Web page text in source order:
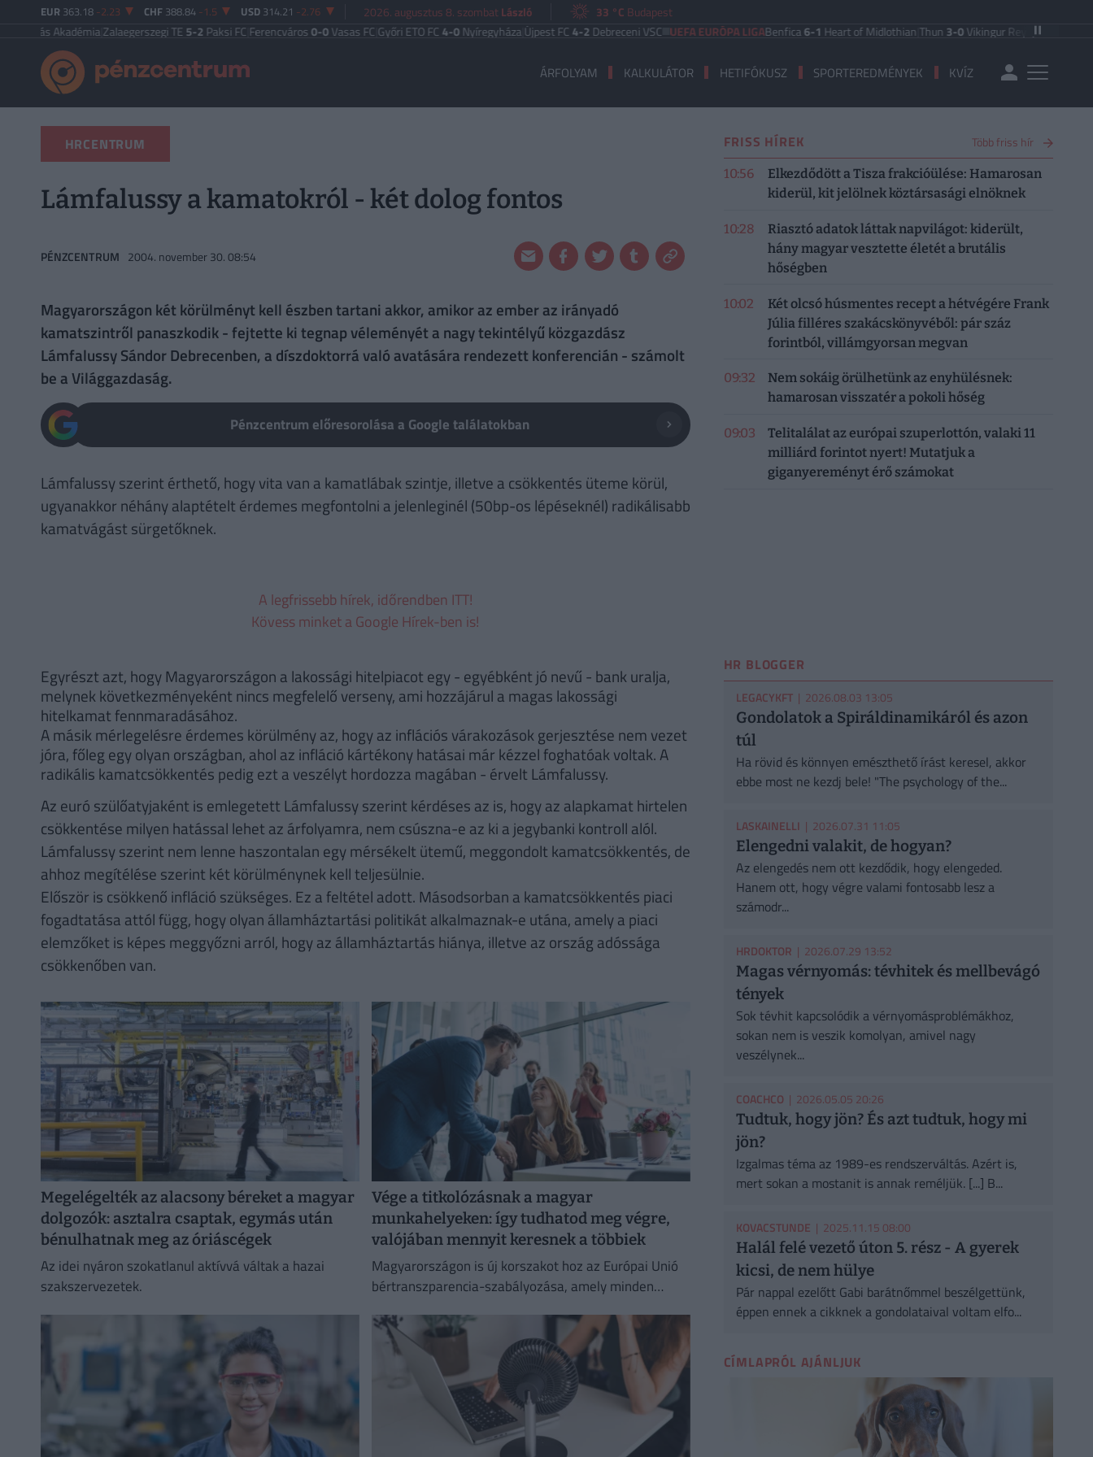
EUR 363.18 -2.23 CHF 388.84 -1.5 USD 314.21 -2.76 2026. augusztus 8. szombatLászló 33 °C Budapest
Akadémia|Zalaegerszegi TE5-2Paksi FC |Ferencváros0-0Vasas FC|Győri ETO FC4-0Nyíregyháza|Újpest FC4-2Debreceni VSC UEFA EURÓPA LIGABenfica6-1Heart of Midlothian|Thun3-0Vikingur Reykjavik|PAOK Saloniki
ÁRFOLYAM KALKULÁTOR HETIFÓKUSZ SPORTEREDMÉNYEK KVÍZ
HRCENTRUM
Lámfalussy a kamatokról - két dolog fontos
PÉNZCENTRUM 2004. november 30. 08:54
Magyarországon két körülményt kell észben tartani akkor, amikor az ember az irányadó
kamatszintről panaszkodik - fejtette ki tegnap véleményét a nagy tekintélyű közgazdász
Lámfalussy Sándor Debrecenben, a díszdoktorrá való avatására rendezett konferencián - számolt
be a Világgazdaság.
Pénzcentrum előresorolása a Google találatokban
Lámfalussy szerint érthető, hogy vita van a kamatlábak szintje, illetve a csökkentés üteme körül,
ugyanakkor néhány alaptételt érdemes megfontolni a jelenleginél (50bp-os lépéseknél) radikálisabb
kamatvágást sürgetőknek.
A legfrissebb hírek, időrendben ITT!
Kövess minket a Google Hírek-ben is!
Egyrészt azt, hogy Magyarországon a lakossági hitelpiacot egy - egyébként jó nevű - bank uralja,
melynek következményeként nincs megfelelő verseny, ami hozzájárul a magas lakossági
hitelkamat fennmaradásához.
A másik mérlegelésre érdemes körülmény az, hogy az inflációs várakozások gerjesztése nem vezet
jóra, főleg egy olyan országban, ahol az infláció kártékony hatásai már kézzel foghatóak voltak. A
radikális kamatcsökkentés pedig ezt a veszélyt hordozza magában - érvelt Lámfalussy.
Az euró szülőatyjaként is emlegetett Lámfalussy szerint kérdéses az is, hogy az alapkamat hirtelen
csökkentése milyen hatással lehet az árfolyamra, nem csúszna-e az ki a jegybanki kontroll alól.
Lámfalussy szerint nem lenne haszontalan egy mérsékelt ütemű, meggondolt kamatcsökkentés, de
ahhoz megítélése szerint két körülménynek kell teljesülnie.
Először is csökkenő infláció szükséges. Ez a feltétel adott. Másodsorban a kamatcsökkentés piaci
fogadtatása attól függ, hogy olyan államháztartási politikát alkalmaznak-e utána, amely a piaci
elemzőket is képes meggyőzni arról, hogy az államháztartás hiánya, illetve az ország adóssága
csökkenőben van.
Megelégelték az alacsony béreket a magyar
dolgozók: asztalra csaptak, egymás után
bénulhatnak meg az óriáscégek
Az idei nyáron szokatlanul aktívvá váltak a hazai
szakszervezetek.
Vége a titkolózásnak a magyar
munkahelyeken: így tudhatod meg végre,
valójában mennyit keresnek a többiek
Magyarországon is új korszakot hoz az Európai Unió
bértranszparencia-szabályozása, amely minden
FRISS HÍREK Több friss hír
10:56
Elkezdődött a Tisza frakcióülése: Hamarosan
kiderül, kit jelölnek köztársasági elnöknek
10:28
Riasztó adatok láttak napvilágot: kiderült,
hány magyar vesztette életét a brutális
hőségben
10:02
Két olcsó húsmentes recept a hétvégére Frank
Júlia filléres szakácskönyvéből: pár száz
forintból, villámgyorsan megvan
09:32
Nem sokáig örülhetünk az enyhülésnek:
hamarosan visszatér a pokoli hőség
09:03
Telitalálat az európai szuperlottón, valaki 11
milliárd forintot nyert! Mutatjuk a
giganyereményt érő számokat
HR BLOGGER
LEGACYKFT| 2026.08.03 13:05
Gondolatok a Spiráldinamikáról és azon
túl
Ha rövid és könnyen emészthető írást keresel, akkor
ebbe most ne kezdj bele! "The psychology of the...
LASKAINELLI | 2026.07.31 11:05
Elengedni valakit, de hogyan?
Az elengedés nem ott kezdődik, hogy elengeded.
Hanem ott, hogy végre valami fontosabb lesz a
számodr...
HRDOKTOR | 2026.07.29 13:52
Magas vérnyomás: tévhitek és mellbevágó
tények
Sok tévhit kapcsolódik a vérnyomásproblémákhoz,
sokan nem is veszik komolyan, amivel nagy
veszélynek...
COACHCO | 2026.05.05 20:26
Tudtuk, hogy jön? És azt tudtuk, hogy mi
jön?
Izgalmas téma az 1989-es rendszerváltás. Azért is,
mert sokan a mostanit is annak reméljük. [...] B...
KOVACSTUNDE | 2025.11.15 08:00
Halál felé vezető úton 5. rész - A gyerek
kicsi, de nem hülye
Pár nappal ezelőtt Gabi barátnőmmel beszélgettünk,
éppen ennek a cikknek a gondolataival voltam elfo...
CÍMLAPRÓL AJÁNLJUK